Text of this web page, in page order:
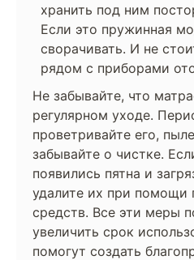
хранить под ним
Если это пружинная
сворачивать. И не
рядом с приборами
Не забывайте, что
регулярном уходе.
проветривайте его,
забывайте о чистке.
появились пятна и
удалите их при помощи
средств. Все эти меры
увеличить срок
помогут создать